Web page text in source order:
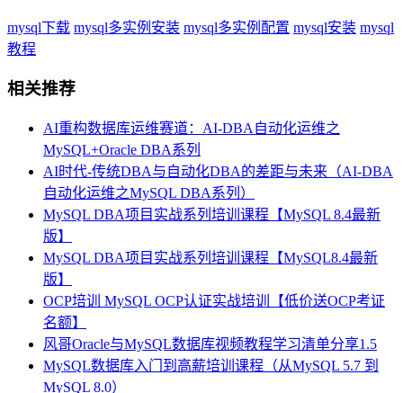
mysql下载 mysql多实例安装 mysql多实例配置 mysql安装 mysql
教程
相关推荐
AI重构数据库运维赛道：AI-DBA自动化运维之
MySQL+Oracle DBA系列
AI时代-传统DBA与自动化DBA的差距与未来（AI-DBA
自动化运维之MySQL DBA系列）
MySQL DBA项目实战系列培训课程【MySQL 8.4最新
版】
MySQL DBA项目实战系列培训课程【MySQL8.4最新
版】
OCP培训 MySQL OCP认证实战培训【低价送OCP考证
名额】
风哥Oracle与MySQL数据库视频教程学习清单分享1.5
MySQL数据库入门到高薪培训课程（从MySQL 5.7 到
MySQL 8.0）